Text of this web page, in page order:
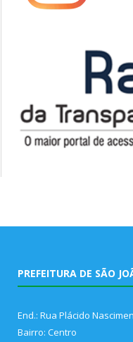
PREFEITURA DE SÃO
End.: Rua Plácido
Bairro: Centro